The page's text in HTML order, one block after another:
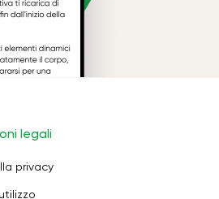
legali
privacy